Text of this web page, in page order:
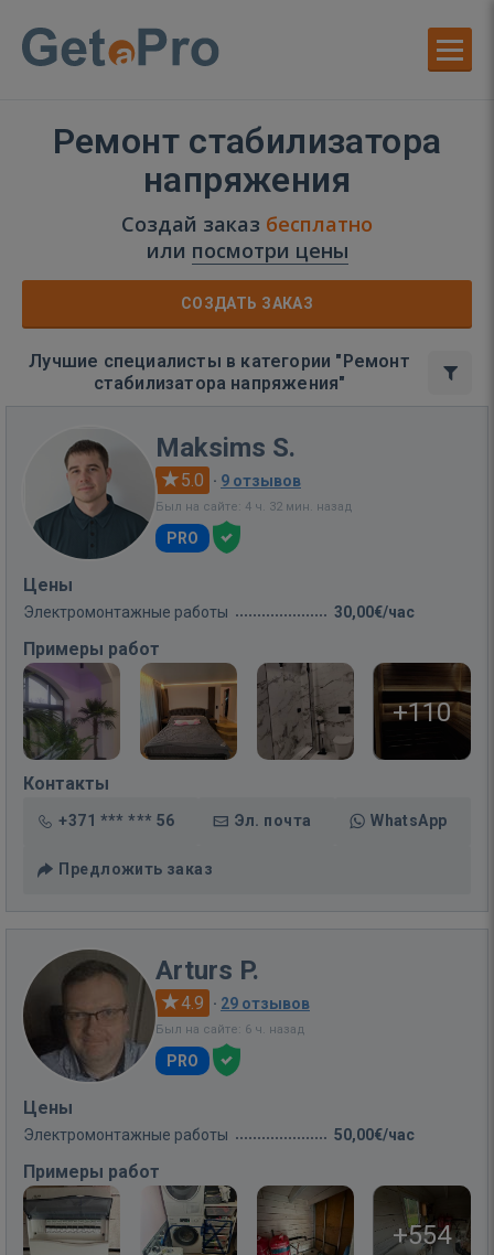
Ремонт стабилизатора
напряжения
Создай заказ бесплатно
или посмотри цены
СОЗДАТЬ ЗАКАЗ
Лучшие специалисты в категории "Ремонт
стабилизатора напряжения"
Maksims S.
5.0 · 9 отзывов
Был на сайте: 4 ч. 32 мин. назад
PRO
Цены
Электромонтажные работы 30,00€/час
Примеры работ
+110
Контакты
+371 *** *** 56 Эл. почта WhatsApp
Предложить заказ
Arturs P.
4.9 · 29 отзывов
Был на сайте: 6 ч. назад
PRO
Цены
Электромонтажные работы 50,00€/час
Примеры работ
+554